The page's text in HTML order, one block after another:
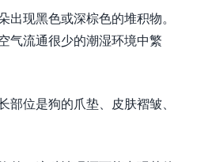
现黑色或深棕色的堆积物。
气流通很少的潮湿环境中繁
位是狗的爪垫、皮肤褶皱、